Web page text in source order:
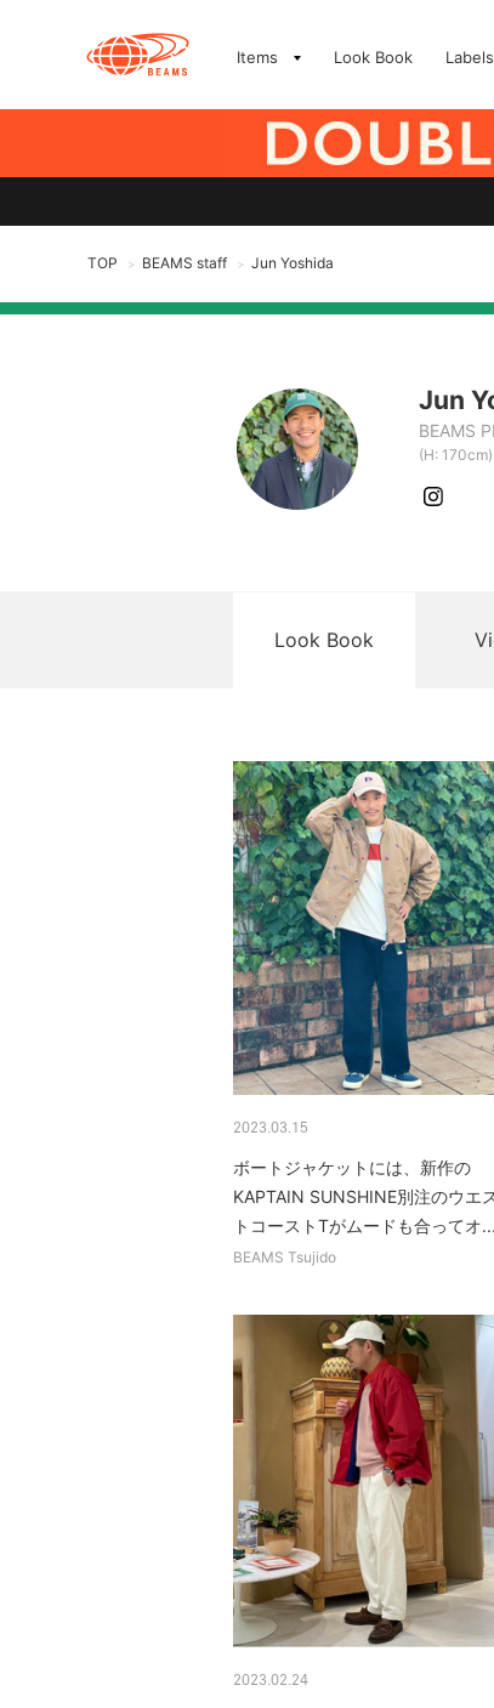
Items Look Book Labels
TOP > BEAMS staff > Jun Yoshida
Jun
BEAMS
(H: 170cm)
Look Book
2023.03.15
ボートジャケットには、新作の
KAPTAIN SUNSHINE別注のウエ
トコーストTがムードも合ってオ...
BEAMS Tsujido
2023.02.24